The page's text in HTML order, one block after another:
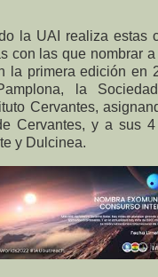
la UAI realiza estas
con las que nombrar
la primera edición en
la
Cervantes,
Cervantes, y a sus 4
y Dulcinea.